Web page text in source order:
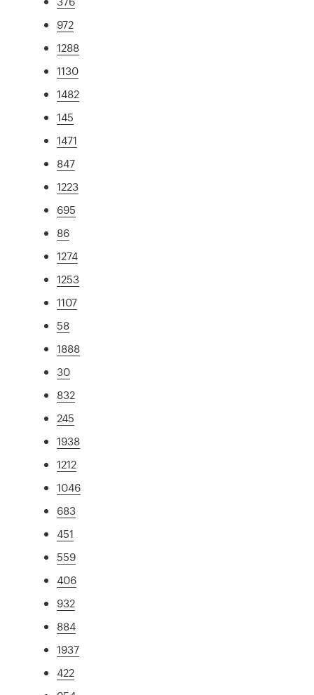
972
1288
1130
1482
145
1471
847
1223
695
86
1274
1253
1107
58
1888
30
832
245
1938
1212
1046
683
451
559
406
932
884
1937
422